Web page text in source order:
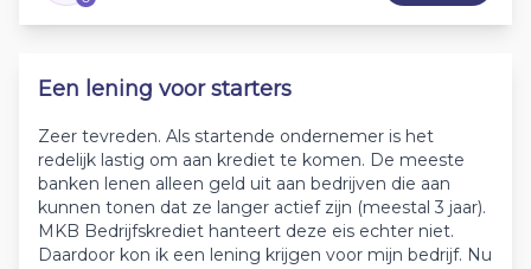
Een lening voor starters
Zeer tevreden. Als startende ondernemer is het
redelijk lastig om aan krediet te komen. De meeste
banken lenen alleen geld uit aan bedrijven die aan
kunnen tonen dat ze langer actief zijn (meestal 3 jaar).
MKB Bedrijfskrediet hanteert deze eis echter niet.
Daardoor kon ik een lening krijgen voor mijn bedrijf. Nu